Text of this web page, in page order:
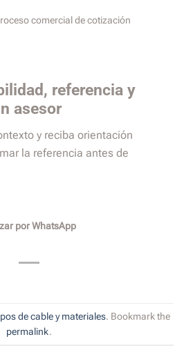
comercial de cotización
referencia y
asesor
y reciba orientación
la referencia antes de
por WhatsApp
de cable y materiales. Bookmark the
permalink.